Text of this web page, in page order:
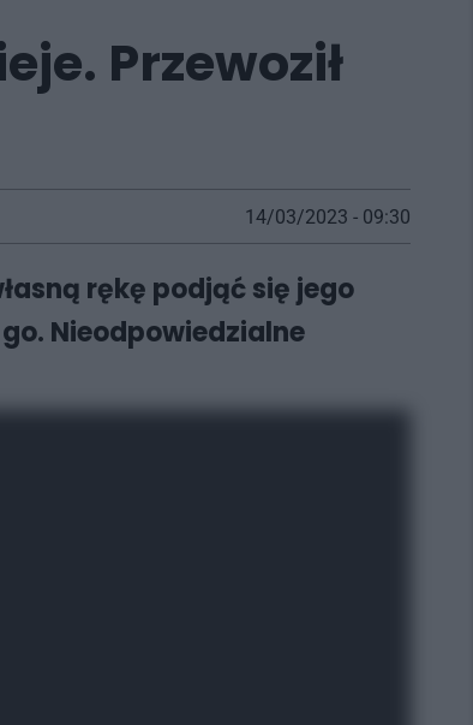
Przewoził
14/03/2023 - 09:30
rękę podjąć się jego
Nieodpowiedzialne